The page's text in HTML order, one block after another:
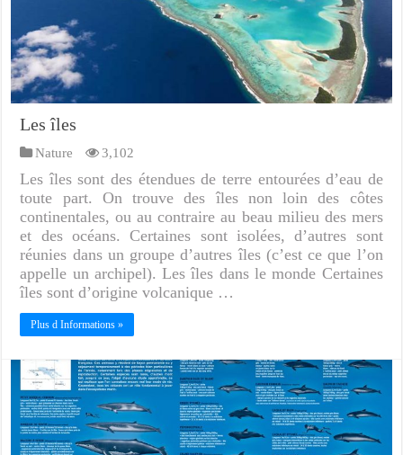
Les îles
Nature 3,102
Les îles sont des étendues de terre entourées d’eau de
toute part. On trouve des îles non loin des côtes
continentales, ou au contraire au beau milieu des mers
et des océans. Certaines sont isolées, d’autres sont
réunies dans un groupe d’autres îles (c’est ce que l’on
appelle un archipel). Les îles dans le monde Certaines
îles sont d’origine volcanique …
Plus d Informations »